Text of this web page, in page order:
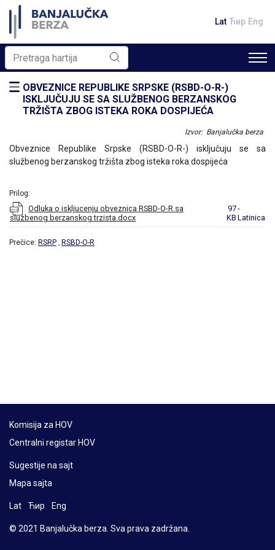
Lat Ћир Eng
OBVEZNICE REPUBLIKE SRPSKE (RSBD-O-R-)
ISKLJUČUJU SE SA SLUŽBENOG BERZANSKOG
TRŽIŠTA ZBOG ISTEKA ROKA DOSPIJEĆA
Izvor: Banjalučka berza
Obveznice Republike Srpske (RSBD-O-R-) isključuju se sa
službenog berzanskog tržišta zbog isteka roka dospijeća
Prilog:
Odluka o iskljucenju obveznica RSBD-O-R sa
sluzbenog berzanskog trzista.docx
97
KB
-
Latinica
Prečice: RSRP , RSBD-O-R
Komisija za HOV
Centralni registar HOV
Sugestije na sajt
Mapa sajta
Lat Ћир Eng
© 2021 Banjalučka berza. Sva prava zadržana.